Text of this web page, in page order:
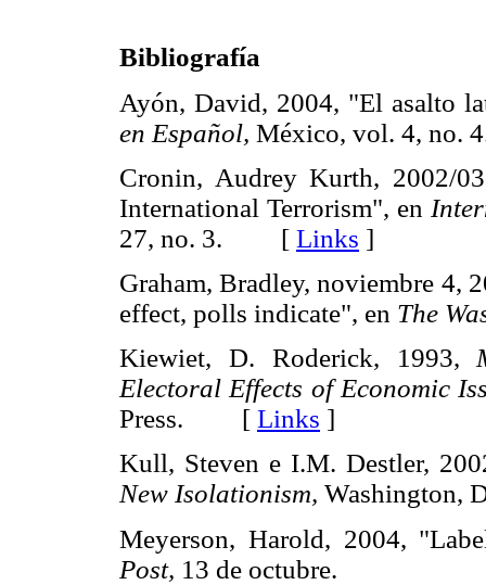
Bibliografía
Ayón, David, 2004, "El asalto
en Español, México, vol. 4,
Cronin, Audrey Kurth, 2002/
International Terrorism", en
27, no. 3. [ Links ]
Graham, Bradley, noviembre 4,
effect, polls indicate", en The
Kiewiet, D. Roderick, 1993,
Electoral Effects of Economic
Press. [ Links ]
Kull, Steven e I.M. Destler,
New Isolationism,
Meyerson, Harold, 2004,
Post, 13 de octubre.